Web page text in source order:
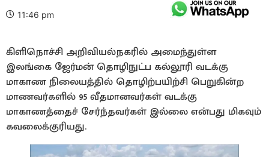
11:46 pm
கிளிநொச்சி அறிவியல்நகரில் அமைந்துள்ள
இலங்கை ஜேர்மன் தொழிநுட்ப கல்லூரி வடக்கு
மாகாண நிலையத்தில் தொழிற்பயிற்சி பெறுகின்ற
மாணவர்களில் 95 வீதமானவர்கள் வடக்கு
மாகாணத்தைச் சேர்ந்தவர்கள் இல்லை என்பது மிகவும்
கவலைக்குரியது.